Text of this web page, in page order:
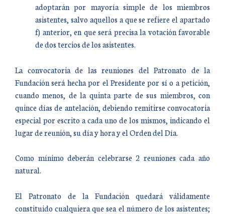
adoptarán por mayoría simple de los miembros
asistentes, salvo aquellos a que se refiere el apartado
f) anterior, en que será precisa la votación favorable
de dos tercios de los asistentes.
La convocatoria de las reuniones del Patronato de la
Fundación será hecha por el Presidente por sí o a petición,
cuando menos, de la quinta parte de sus miembros, con
quince días de antelación, debiendo remitirse convocatoria
especial por escrito a cada uno de los mismos, indicando el
lugar de reunión, su día y hora y el Orden del Día.
Como mínimo deberán celebrarse 2 reuniones cada año
natural.
El Patronato de la Fundación quedará válidamente
constituido cualquiera que sea el número de los asistentes;